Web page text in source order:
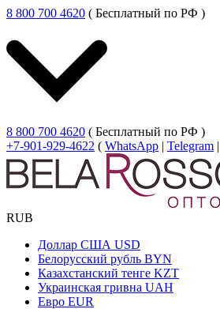
8 800 700 4620 ( Бесплатный по РФ )
8 800 700 4620 ( Бесплатный по РФ )
+7-901-929-4622 ( WhatsApp | Telegram |
RUB
Доллар США USD
Белорусский рубль BYN
Казахстанский тенге KZT
Украинская гривна UAH
Евро EUR